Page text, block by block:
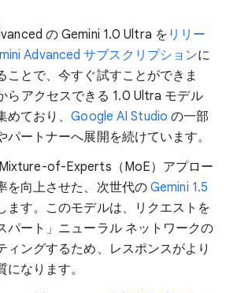
の Gemini 1.0 Ultra を リリー
Advanced サブスクリプションに
ことで、今すぐ試すことができま
らアクセスできる 1.0 Ultra モデル
めており、Google AI Studio の一部
パートナーへ展開を続けています。
of-Experts（MoE）アプロー
を向上させた、次世代の Gemini 1.5
ます。このモデルは、リクエストを
パート」ニューラル ネットワークの
ィングするため、レスポンスがより
なります。